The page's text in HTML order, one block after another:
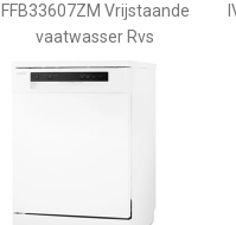
FFB33607ZM Vrijstaande
vaatwasser Rvs